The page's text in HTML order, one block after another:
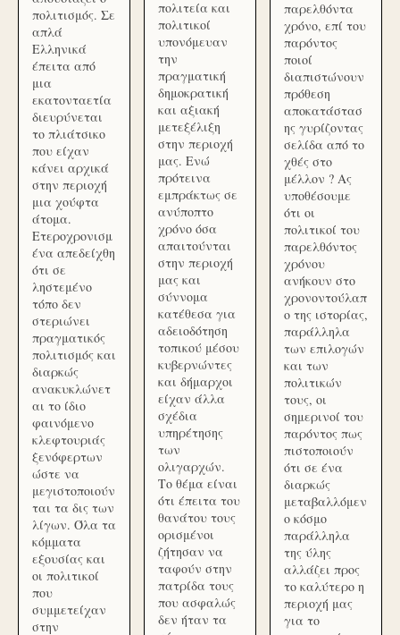
πολιτισμός. Σε
απλά
Ελληνικά
έπειτα από
μια
εκατονταετία
διευρύνεται
το πλιάτσικο
που είχαν
κάνει αρχικά
στην περιοχή
μια χούφτα
άτομα.
Ετεροχρονισμ
ένα απεδείχθη
ότι σε
ληστεμένο
τόπο δεν
στεριώνει
πραγματικός
πολιτισμός και
διαρκώς
ανακυκλώνετ
αι το ίδιο
φαινόμενο
κλεφτουριάς
ξενόφερτων
ώστε να
μεγιστοποιούν
ται τα δις των
λίγων. Όλα τα
κόμματα
εξουσίας και
οι πολιτικοί
που
συμμετείχαν
στην
πολιτεία και
πολιτικοί
υπονόμευαν
την
πραγματική
δημοκρατική
και αξιακή
μετεξέλιξη
στην περιοχή
μας. Ενώ
πρότεινα
εμπράκτως σε
ανύποπτο
χρόνο όσα
απαιτούνται
στην περιοχή
μας και
σύννομα
κατέθεσα για
αδειοδότηση
τοπικού μέσου
κυβερνώντες
και δήμαρχοι
είχαν άλλα
σχέδια
υπηρέτησης
των
ολιγαρχών.
Το θέμα είναι
ότι έπειτα του
θανάτου τους
ορισμένοι
ζήτησαν να
ταφούν στην
πατρίδα τους
που ασφαλώς
δεν ήταν τα
παρελθόντα
χρόνο, επί του
παρόντος
ποιοί
διαπιστώνουν
πρόθεση
αποκατάστασ
ης γυρίζοντας
σελίδα από το
χθές στο
μέλλον ? Ας
υποθέσουμε
ότι οι
πολιτικοί του
παρελθόντος
χρόνου
ανήκουν στο
χρονοντούλαπ
ο της ιστορίας,
παράλληλα
των επιλογών
και των
πολιτικών
τους, οι
σημερινοί του
παρόντος πως
πιστοποιούν
ότι σε ένα
διαρκώς
μεταβαλλόμεν
ο κόσμο
παράλληλα
της ύλης
αλλάζει προς
το καλύτερο η
περιοχή μας
για το